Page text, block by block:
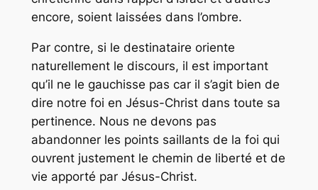
encore, soient laissées dans l’ombre.
Par contre, si le destinataire oriente
naturellement le discours, il est important
qu’il ne le gauchisse pas car il s’agit bien de
dire notre foi en Jésus-Christ dans toute sa
pertinence. Nous ne devons pas
abandonner les points saillants de la foi qui
ouvrent justement le chemin de liberté et de
vie apporté par Jésus-Christ.